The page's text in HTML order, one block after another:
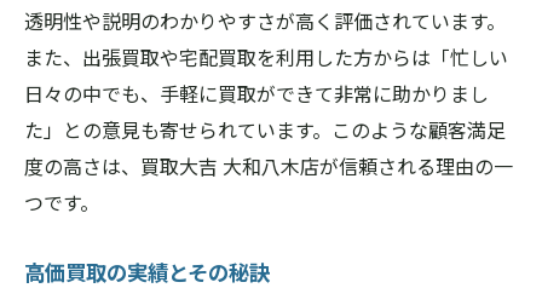
豊富な買取実績
専門スタッフによる丁寧な対応
買取大吉大和八木店の柔軟な買取方法
奈良県橿原市における信頼性の高いサービ
ス
専門スタッフによる丁寧な査定で安心の買取体
透明性や説明のわかりやすさが高く評価されています。
また、出張買取や宅配買取を利用した方からは「忙しい
日々の中でも、手軽に買取ができて非常に助かりまし
た」との意見も寄せられています。このような顧客満足
度の高さは、買取大吉 大和八木店が信頼される理由の一
つです。
高価買取の実績とその秘訣